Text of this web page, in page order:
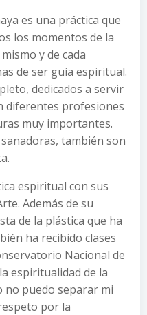
es una práctica que
los momentos de la
y de cada
de ser guía espiritual.
dedicados a servir
diferentes profesiones
muy importantes.
también son
espiritual con sus
Además de su
de la plástica que ha
ha recibido clases
Nacional de
espiritualidad de la
no puedo separar mi
por la